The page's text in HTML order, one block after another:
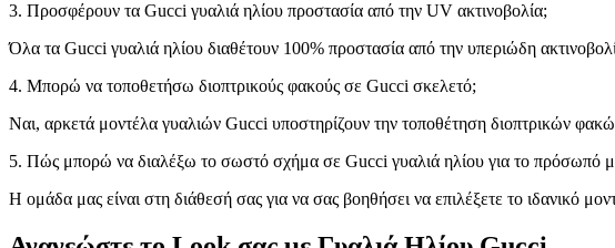
3. Προσφέρουν τα Gucci γυαλιά ηλίου προστασία από την UV ακτινοβολία;
Όλα τα Gucci γυαλιά ηλίου διαθέτουν 100% προστασία από την υπεριώδη
4. Μπορώ να τοποθετήσω διοπτρικούς φακούς σε Gucci σκελετό;
Ναι, αρκετά μοντέλα γυαλιών Gucci υποστηρίζουν την τοποθέτηση διοπτρικών
5. Πώς μπορώ να διαλέξω το σωστό σχήμα σε Gucci γυαλιά ηλίου για το πρόσωπό
Η ομάδα μας είναι στη διάθεσή σας για να σας βοηθήσει να επιλέξετε το